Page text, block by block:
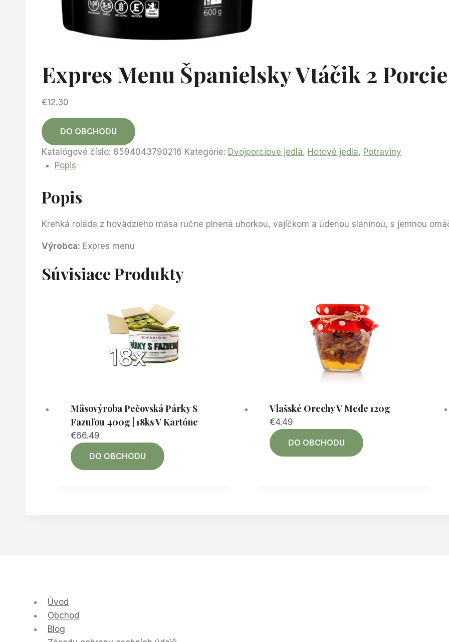
Expres Menu Španielsky Vtáčik 2
€12.30
DO OBCHODU
Katalógové číslo: 8594043790216 Kategórie: Dvojporciové jedlá, Hotové jedlá, Potraviny
Popis
Popis
Krehká roláda z hovädzieho mäsa ručne plnená uhorkou, vajíčkom a údenou slaninou, s jemnou
Výrobca: Expres menu
Súvisiace Produkty
Mäsovýroba Pečovská Párky S
Fazuľou 400g | 18ks V Kartóne
€66.49
DO OBCHODU
Vlašské Orechy V Mede 120g
€4.49
DO OBCHODU
Úvod
Obchod
Blog